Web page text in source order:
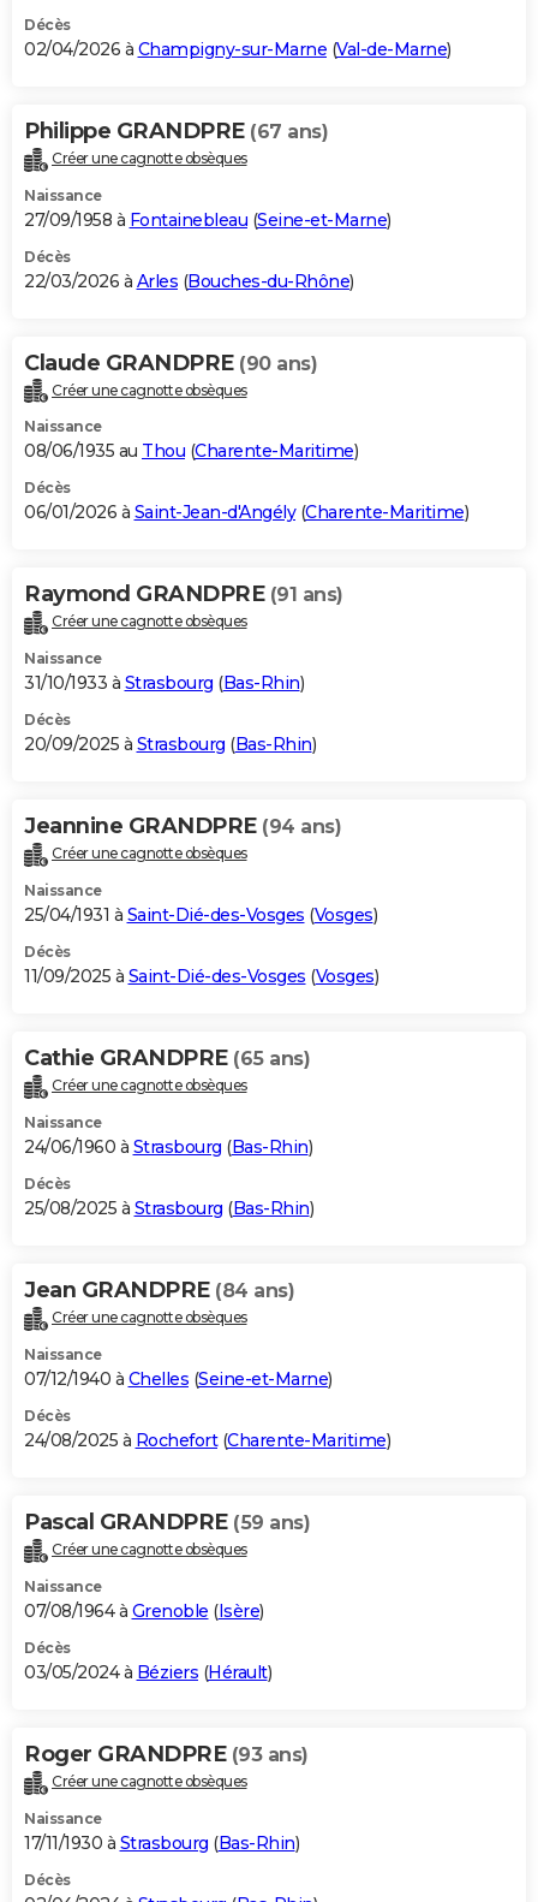
Décès
02/04/2026 à Champigny-sur-Marne (Val-de-Marne)
Philippe GRANDPRE (67 ans)
Créer une cagnotte obsèques
Naissance
27/09/1958 à Fontainebleau (Seine-et-Marne)
Décès
22/03/2026 à Arles (Bouches-du-Rhône)
Claude GRANDPRE (90 ans)
Créer une cagnotte obsèques
Naissance
08/06/1935 au Thou (Charente-Maritime)
Décès
06/01/2026 à Saint-Jean-d'Angély(Charente-Maritime)
Raymond GRANDPRE (91 ans)
Créer une cagnotte obsèques
Naissance
31/10/1933 à Strasbourg (Bas-Rhin)
Décès
20/09/2025 à Strasbourg (Bas-Rhin)
Jeannine GRANDPRE (94 ans)
Créer une cagnotte obsèques
Naissance
25/04/1931 à Saint-Dié-des-Vosges (Vosges)
Décès
11/09/2025 à Saint-Dié-des-Vosges (Vosges)
Cathie GRANDPRE (65 ans)
Créer une cagnotte obsèques
Naissance
24/06/1960 à Strasbourg (Bas-Rhin)
Décès
25/08/2025 à Strasbourg (Bas-Rhin)
Jean GRANDPRE (84 ans)
Créer une cagnotte obsèques
Naissance
07/12/1940 à Chelles (Seine-et-Marne)
Décès
24/08/2025 à Rochefort(Charente-Maritime)
Pascal GRANDPRE (59 ans)
Créer une cagnotte obsèques
Naissance
07/08/1964 à Grenoble (Isère)
Décès
03/05/2024 à Béziers (Hérault)
Roger GRANDPRE (93 ans)
Créer une cagnotte obsèques
Naissance
17/11/1930 à Strasbourg (Bas-Rhin)
Décès